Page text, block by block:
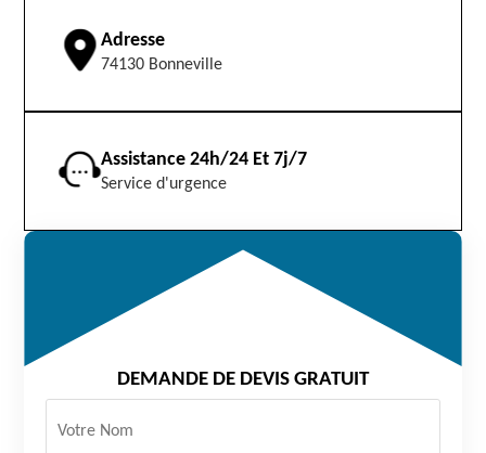
Adresse
74130 Bonneville
Assistance 24h/24 Et 7j/7
Service d'urgence
DEMANDE DE DEVIS GRATUIT